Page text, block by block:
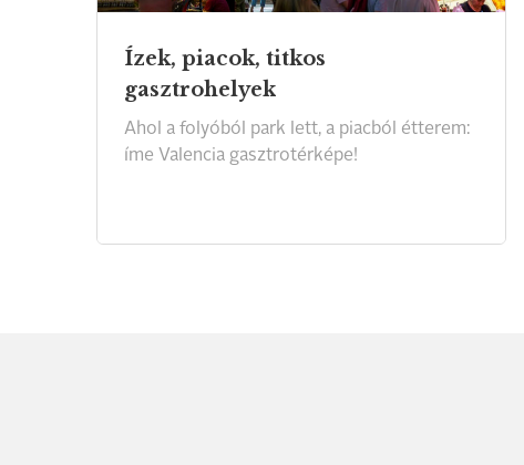
Ízek, piacok, titkos
gasztrohelyek
Ahol a folyóból park lett, a piacból étterem:
íme Valencia gasztrotérképe!